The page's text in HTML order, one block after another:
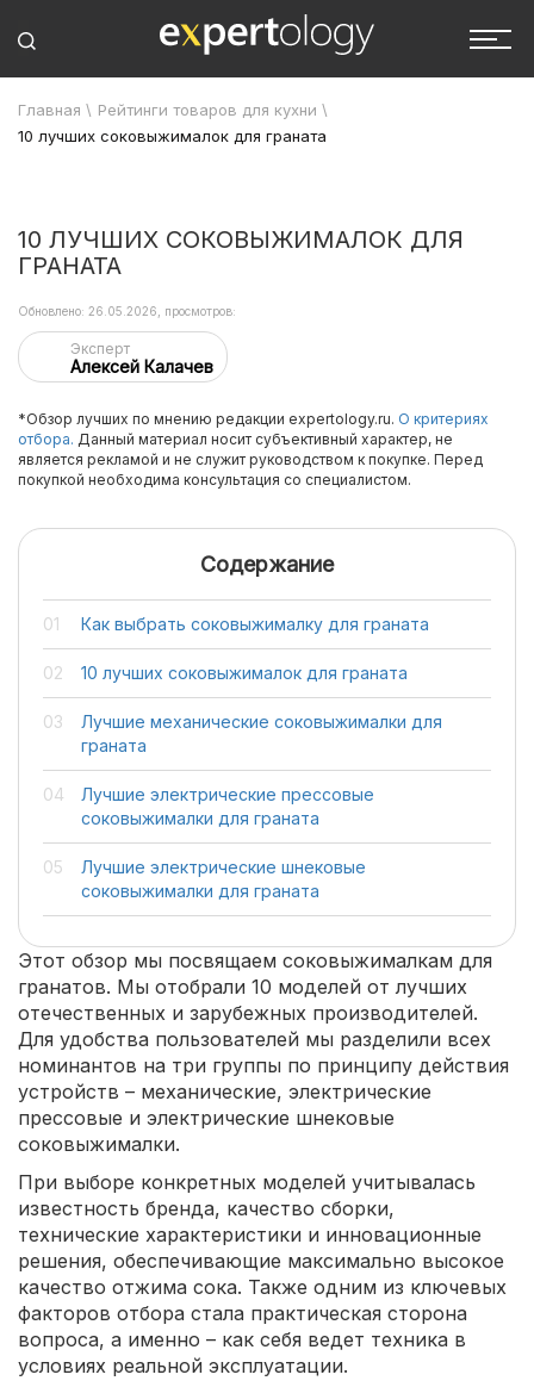
Главная \ Рейтинги товаров для кухни \
10 лучших соковыжималок для граната
10 ЛУЧШИХ СОКОВЫЖИМАЛОК ДЛЯ
ГРАНАТА
Эксперт
Алексей Калачев
Обновлено: 26.05.2026, просмотров:
*Обзор лучших по мнению редакции expertology.ru. О критериях
отбора. Данный материал носит субъективный характер, не
является рекламой и не служит руководством к покупке. Перед
покупкой необходима консультация со специалистом.
Содержание
Как выбрать соковыжималку для граната
10 лучших соковыжималок для граната
Лучшие механические соковыжималки для
граната
Лучшие электрические прессовые
соковыжималки для граната
Лучшие электрические шнековые
соковыжималки для граната
Этот обзор мы посвящаем соковыжималкам для
гранатов. Мы отобрали 10 моделей от лучших
отечественных и зарубежных производителей.
Для удобства пользователей мы разделили всех
номинантов на три группы по принципу действия
устройств – механические, электрические
прессовые и электрические шнековые
соковыжималки.
При выборе конкретных моделей учитывалась
известность бренда, качество сборки,
технические характеристики и инновационные
решения, обеспечивающие максимально высокое
качество отжима сока. Также одним из ключевых
факторов отбора стала практическая сторона
вопроса, а именно – как себя ведет техника в
условиях реальной эксплуатации.